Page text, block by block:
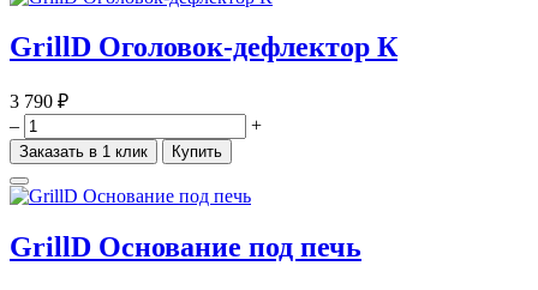
GrillD Оголовок-дефлектор К
3 790 ₽
–
+
Заказать в 1 клик Купить
GrillD Основание под печь